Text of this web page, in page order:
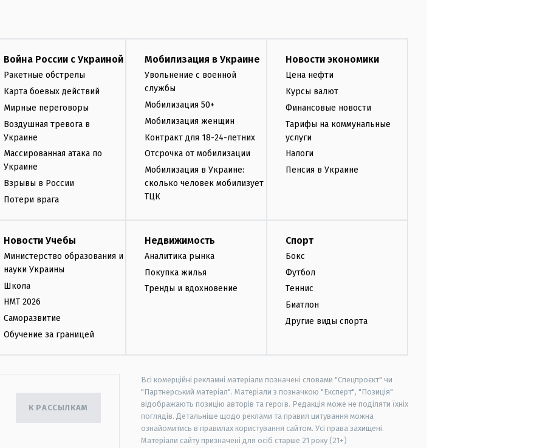
Война России с Украиной
Ракетные обстрелы
Карта боевых действий
Мирные переговоры
Воздушная тревога в
Украине
Массированная атака по
Украине
Взрывы в России
Потери врага
Мобилизация в Украине
Увольнение с военной
службы
Мобилизация 50+
Мобилизация женщин
Контракт для 18-24-летних
Отсрочка от мобилизации
Мобилизация в Украине:
сколько человек мобилизует
ТЦК
Новости экономики
Цена нефти
Курсы валют
Финансовые новости
Тарифы на коммунальные
услуги
Налоги
Пенсия в Украине
Новости Учебы
Министерство образования и
науки Украины
Школа
НМТ 2026
Саморазвитие
Обучение за границей
Недвижимость
Аналитика рынка
Покупка жилья
Тренды и вдохновение
Спорт
Бокс
Футбол
Теннис
Биатлон
Другие виды спорта
К РАССЫЛКАМ
Всі комерційні рекламні матеріали позначені словами "Спецпроєкт" чи
"Партнерський матеріал". Матеріали з позначкою "Експерт", "Позиція"
відображають позицію авторів та героїв. Редакція може не поділяти їхніх
поглядів. Детальніше щодо реклами та правил цитування можна
ознайомитись в правилах користування сайтом. Усі права захищені.
Матеріали сайту призначені для осіб старше 21 року (21+)